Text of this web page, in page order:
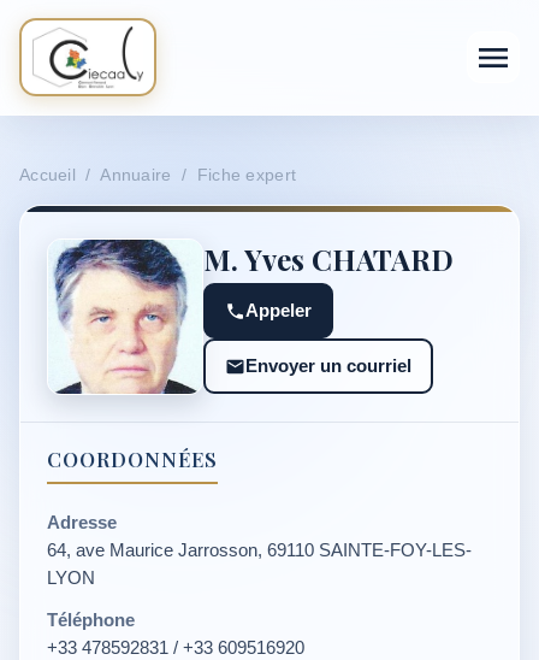
Accueil / Annuaire / Fiche expert
M. Yves CHATARD
Appeler
Envoyer un courriel
COORDONNÉES
Adresse
64, ave Maurice Jarrosson, 69110 SAINTE-FOY-LES-
LYON
Téléphone
+33 478592831 / +33 609516920